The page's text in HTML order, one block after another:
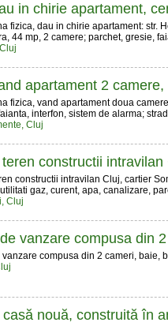
in chirie apartament,
fizica, dau in chirie apartament: str.
44 mp, 2 camere; parchet, gresie,
apartament 2
fizica, vand apartament doua
interfon, sistem de alarma;
Cluj
constructii intravilan
constructii intravilan Cluj, cartier
gaz, curent, apa, canalizare,
Cluj
vanzare compusa din
vanzare compusa din 2 cameri, baie,
casă nouă, construită în